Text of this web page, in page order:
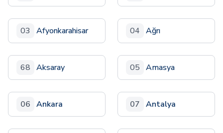
03 Afyonkarahisar 04 Ağrı
68 Aksaray 05 Amasya
06 Ankara 07 Antalya